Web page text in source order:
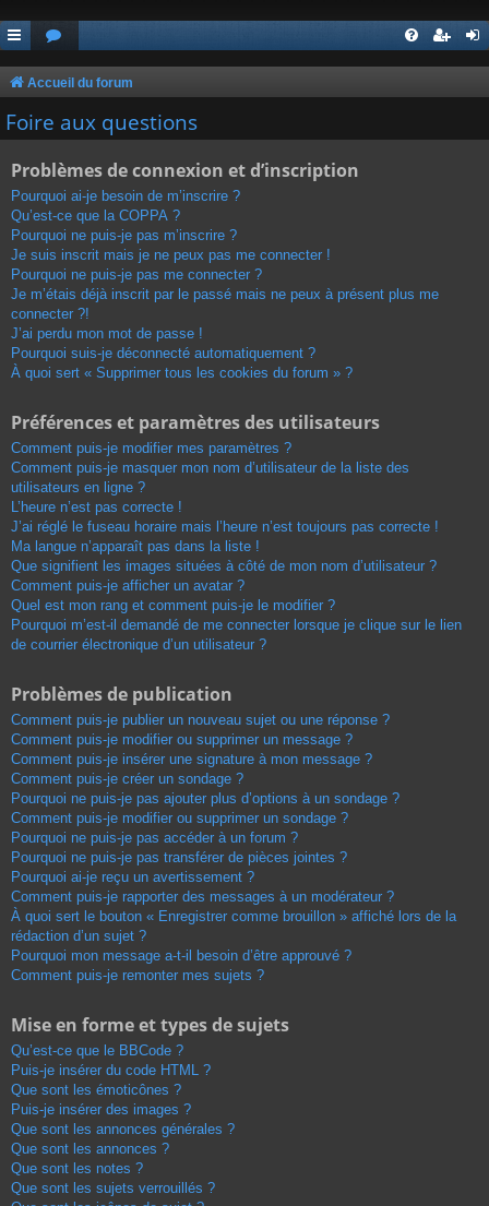
Accueil du forum
Foire aux questions
Problèmes de connexion et d’inscription
Pourquoi ai-je besoin de m’inscrire ?
Qu’est-ce que la COPPA ?
Pourquoi ne puis-je pas m’inscrire ?
Je suis inscrit mais je ne peux pas me connecter !
Pourquoi ne puis-je pas me connecter ?
Je m’étais déjà inscrit par le passé mais ne peux à présent plus me
connecter ?!
J’ai perdu mon mot de passe !
Pourquoi suis-je déconnecté automatiquement ?
À quoi sert « Supprimer tous les cookies du forum » ?
Préférences et paramètres des utilisateurs
Comment puis-je modifier mes paramètres ?
Comment puis-je masquer mon nom d’utilisateur de la liste des
utilisateurs en ligne ?
L’heure n’est pas correcte !
J’ai réglé le fuseau horaire mais l’heure n’est toujours pas correcte !
Ma langue n’apparaît pas dans la liste !
Que signifient les images situées à côté de mon nom d’utilisateur ?
Comment puis-je afficher un avatar ?
Quel est mon rang et comment puis-je le modifier ?
Pourquoi m’est-il demandé de me connecter lorsque je clique sur le lien
de courrier électronique d’un utilisateur ?
Problèmes de publication
Comment puis-je publier un nouveau sujet ou une réponse ?
Comment puis-je modifier ou supprimer un message ?
Comment puis-je insérer une signature à mon message ?
Comment puis-je créer un sondage ?
Pourquoi ne puis-je pas ajouter plus d’options à un sondage ?
Comment puis-je modifier ou supprimer un sondage ?
Pourquoi ne puis-je pas accéder à un forum ?
Pourquoi ne puis-je pas transférer de pièces jointes ?
Pourquoi ai-je reçu un avertissement ?
Comment puis-je rapporter des messages à un modérateur ?
À quoi sert le bouton « Enregistrer comme brouillon » affiché lors de la
rédaction d’un sujet ?
Pourquoi mon message a-t-il besoin d’être approuvé ?
Comment puis-je remonter mes sujets ?
Mise en forme et types de sujets
Qu’est-ce que le BBCode ?
Puis-je insérer du code HTML ?
Que sont les émoticônes ?
Puis-je insérer des images ?
Que sont les annonces générales ?
Que sont les annonces ?
Que sont les notes ?
Que sont les sujets verrouillés ?